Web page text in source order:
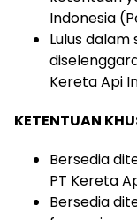
Indonesia
Lulus
Kereta Api
KETENTUAN
Bersedia
PT Kereta
Bersedia